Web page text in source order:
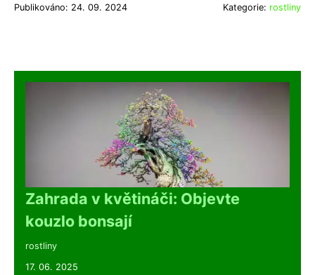
Publikováno: 24. 09. 2024 Kategorie: rostliny
Zahrada v květináči: Objevte
kouzlo bonsají
rostliny
17. 06. 2025